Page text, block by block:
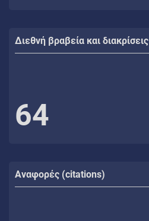
Διεθνή βραβεία και διακρίσεις
64
Αναφορές (citations)